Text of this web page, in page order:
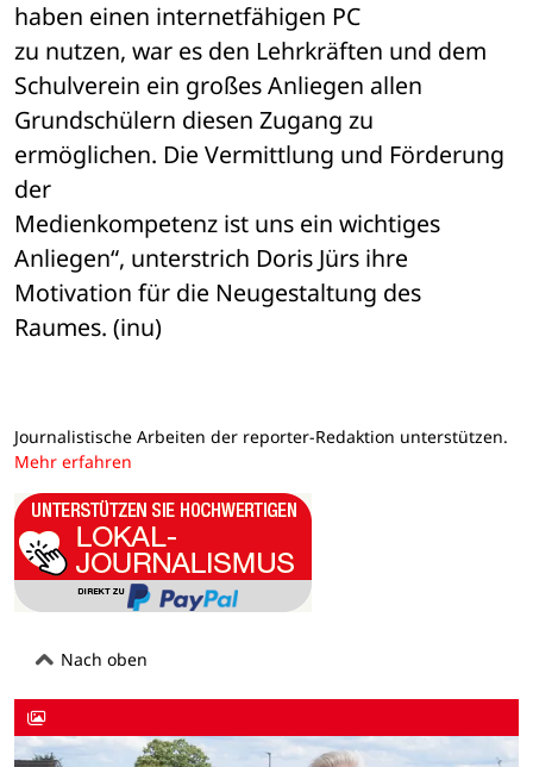
haben einen internetfähigen PC
zu nutzen, war es den Lehrkräften und dem
Schulverein ein großes Anliegen allen
Grundschülern diesen Zugang zu
ermöglichen. Die Vermittlung und Förderung
der
Medienkompetenz ist uns ein wichtiges
Anliegen“, unterstrich Doris Jürs ihre
Motivation für die Neugestaltung des
Raumes. (inu)
Journalistische Arbeiten der reporter-Redaktion unterstützen.
Mehr erfahren
Nach oben